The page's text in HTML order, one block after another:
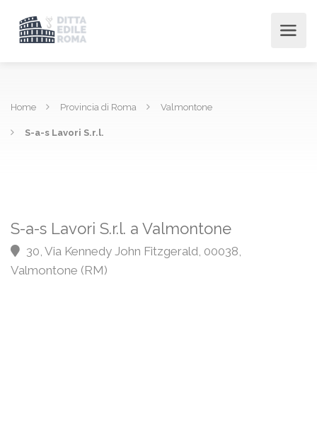
Home Provincia di Roma Valmontone
S-a-s Lavori S.r.l.
S-a-s Lavori S.r.l. a Valmontone
30, Via Kennedy John Fitzgerald, 00038,
Valmontone (RM)